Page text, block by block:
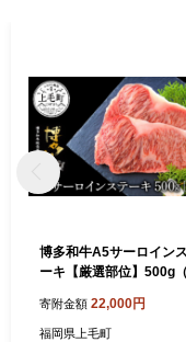
博多和牛A5サーロイン
ーキ【厳選部位】500g
寄附金額 22,000円
福岡県上毛町